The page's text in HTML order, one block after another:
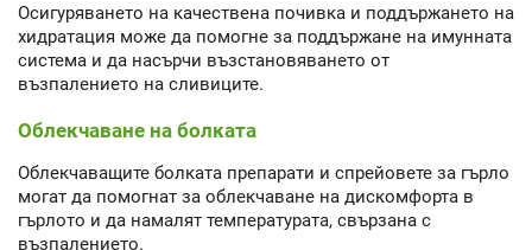
Осигуряването на качествена почивка и поддържането на
хидратация може да помогне за поддържане на имунната
система и да насърчи възстановяването от
възпалението на сливиците.
Облекчаване на болката
Облекчаващите болката препарати и спрейовете за гърло
могат да помогнат за облекчаване на дискомфорта в
гърлото и да намалят температурата, свързана с
възпалението.